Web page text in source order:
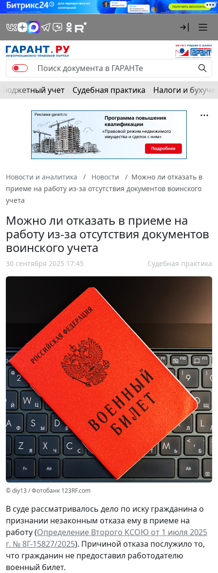
Бюджетный учет Судебная практика Налоги и
Новости и аналитика Новости
Можно ли отказать в
приеме на работу из-за отсутствия документов воинского
учета
Можно ли отказать в приеме на
работу из-за отсутствия документов
воинского учета
30 сентября 2025 17:45 Судебная практика
© diy13 / Фотобанк 123RF.com
В суде рассматривалось дело по иску гражданина о
признании незаконным отказа ему в приеме на
работу (Определение Второго КСОЮ от 1 июля 2025
г. № 8Г-15827/2025). Причиной отказа послужило то,
что гражданин не предоставил работодателю
военный билет.